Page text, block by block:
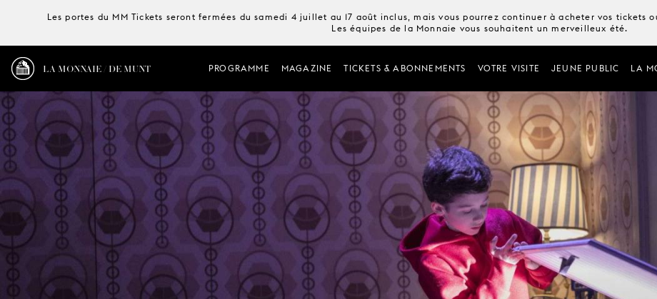
Les portes du MM Tickets seront fermées du samedi 4 juillet au 17 août inclus, mais vous pourrez continuer à acheter vos
Les équipes de la Monnaie vous souhaitent un merveilleux été.
LA MONNAIE / DE MUNT PROGRAMME MAGAZINE TICKETS & ABONNEMENTS VOTRE VISITE JEUNE PUBLIC LA